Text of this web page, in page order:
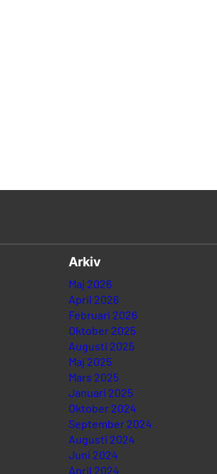
Arkiv
Maj 2026
April 2026
Februari 2026
Oktober 2025
Augusti 2025
Maj 2025
Mars 2025
Januari 2025
Oktober 2024
September 2024
Augusti 2024
Juni 2024
April 2024